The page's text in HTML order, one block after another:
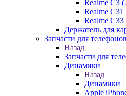
Realme C3
Realme
Realme
Держатель для
Запчасти для
Назад
Запчасти для
Динамики
Назад
Динамики
Apple